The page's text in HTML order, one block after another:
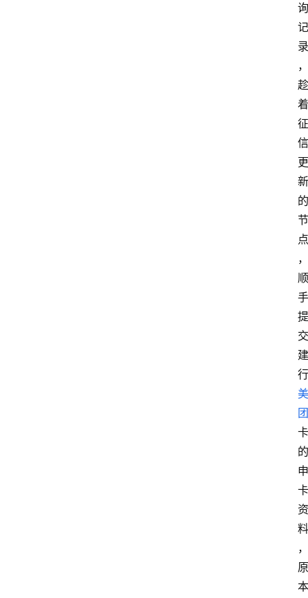
询
记
录
，
趁
着
征
信
更
新
的
节
点
，
顺
手
提
交
建
行
美
团
卡
的
申
卡
资
料
，
原
本